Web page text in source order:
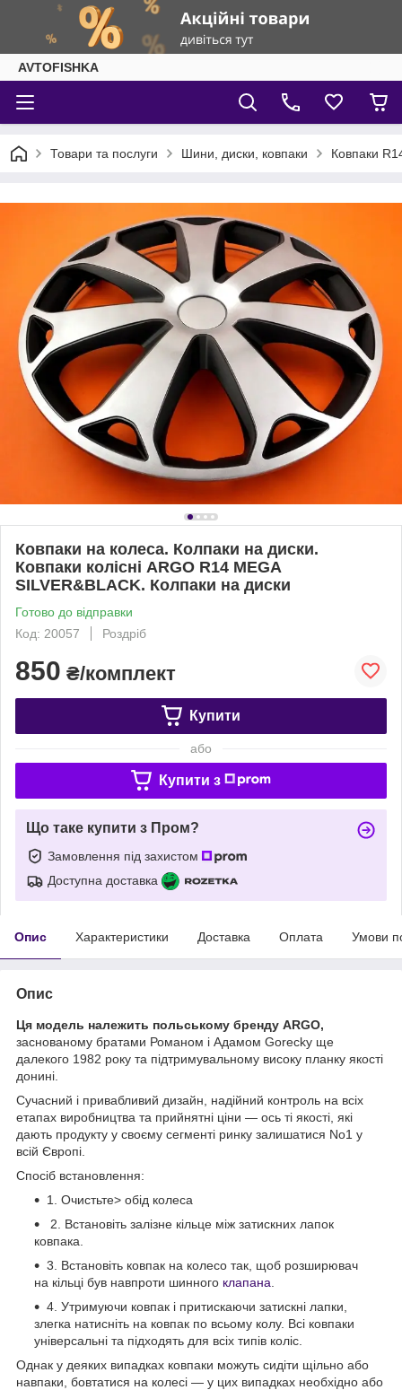
AVTOFISHKA
Товари та послуги Шини, диски, ковпаки Ковпаки
Ковпаки на колеса. Колпаки на диски.
Ковпаки колісні ARGO R14 MEGA
SILVER&BLACK. Колпаки на диски
Готово до відправки
Код: 20057
Роздріб
850 ₴/комплект
Купити
або
Купити з
Що таке купити з Пром?
Замовлення під захистом
Доступна доставка
Опис Характеристики Доставка Оплата Умови
Опис
Ця модель належить польському бренду ARGO,
заснованому братами Романом і Адамом Gorecky ще
далекого 1982 року та підтримувальному високу планку якості
донині.
Сучасний і привабливий дизайн, надійний контроль на всіх
етапах виробництва та прийнятні ціни — ось ті якості, які
дають продукту у своєму сегменті ринку залишатися No1 у
всій Європі.
Спосіб встановлення:
1. Очистьте> обід колеса
2. Встановіть залізне кільце між затискних лапок
ковпака.
3. Встановіть ковпак на колесо так, щоб розширювач
на кільці був навпроти шинного клапана
4. Утримуючи ковпак і притискаючи затискні лапки,
злегка натисніть на ковпак по всьому колу. Всі ковпаки
універсальні та підходять для всіх типів коліс.
Однак у деяких випадках ковпаки можуть сидіти щільно або
навпаки, бовтатися на колесі — у цих випадках необхідно або